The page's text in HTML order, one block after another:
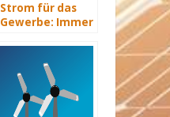
Strom für das
Gewerbe: Immer
versorgt